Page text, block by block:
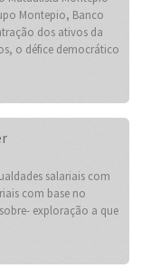
Montepio, Banco
dos ativos da
o défice democrático
salariais com
com base no
exploração a que